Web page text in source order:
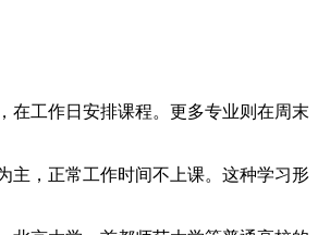
在工作日安排课程。更多专业则在周末
主，正常工作时间不上课。这种学习形